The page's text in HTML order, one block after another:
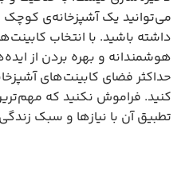
می‌توانید یک آشپزخانه‌ی کوچک
داشته باشید. با انتخاب
هوشمندانه و بهره بردن از
حداکثر فضای کابینت‌های
کنید. فراموش نکنید که
تطبیق آن با نیازها و سبک